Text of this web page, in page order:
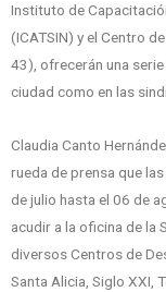
Instituto de
(ICATSIN) y el Centro
43), ofrecerán una
ciudad como en las
Claudia Canto
rueda de prensa que
de julio hasta el 06 de
acudir a la oficina de la
diversos Centros de
Santa Alicia, Siglo XXI,